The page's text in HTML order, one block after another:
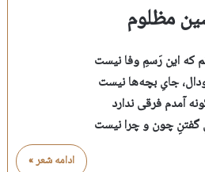
مظلوم
که این رَسمِ وفا نیست
جایِ بچه‌ها نیست
آمدم فرقی ندارد
چون و چرا نیست
ادامه شعر »